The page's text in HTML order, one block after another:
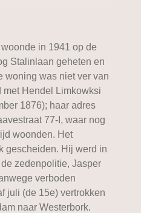
in 1941 op de
Stalinlaan geheten en
woning was niet ver van
met Hendel Limkowksi
1876); haar adres
77-I, waar nog
woonden. Het
gescheiden. Hij werd in
zedenpolitie, Jasper
verboden
juli (de 15e) vertrokken
naar Westerbork.